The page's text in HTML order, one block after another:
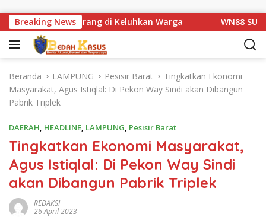
Breaking News
Km 1 Basarang di Keluhkan Warga WN88 SUB
Beranda LAMPUNG Pesisir Barat
Tingkatkan Ekonomi
Masyarakat, Agus Istiqlal: Di Pekon Way Sindi akan Dibangun
Pabrik Triplek
DAERAH, HEADLINE, LAMPUNG, Pesisir Barat
Tingkatkan Ekonomi Masyarakat,
Agus Istiqlal: Di Pekon Way Sindi
akan Dibangun Pabrik Triplek
REDAKSI
26 April 2023